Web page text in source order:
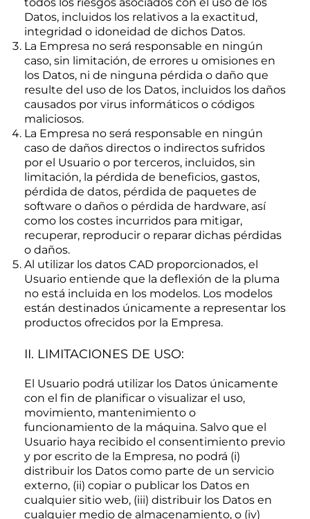
todos los riesgos asociados con el uso de los
Datos, incluidos los relativos a la exactitud,
integridad o idoneidad de dichos Datos.
La Empresa no será responsable en ningún
caso, sin limitación, de errores u omisiones en
los Datos, ni de ninguna pérdida o daño que
resulte del uso de los Datos, incluidos los daños
causados por virus informáticos o códigos
maliciosos.
La Empresa no será responsable en ningún
caso de daños directos o indirectos sufridos
por el Usuario o por terceros, incluidos, sin
limitación, la pérdida de beneficios, gastos,
pérdida de datos, pérdida de paquetes de
software o daños o pérdida de hardware, así
como los costes incurridos para mitigar,
recuperar, reproducir o reparar dichas pérdidas
o daños.
Al utilizar los datos CAD proporcionados, el
Usuario entiende que la deflexión de la pluma
no está incluida en los modelos. Los modelos
están destinados únicamente a representar los
productos ofrecidos por la Empresa.
II. LIMITACIONES DE USO:
El Usuario podrá utilizar los Datos únicamente
con el fin de planificar o visualizar el uso,
movimiento, mantenimiento o
funcionamiento de la máquina. Salvo que el
Usuario haya recibido el consentimiento previo
y por escrito de la Empresa, no podrá (i)
distribuir los Datos como parte de un servicio
externo, (ii) copiar o publicar los Datos en
cualquier sitio web, (iii) distribuir los Datos en
cualquier medio de almacenamiento, o (iv)